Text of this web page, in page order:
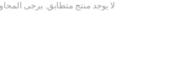
لا يوجد منتج متطابق. يرجى